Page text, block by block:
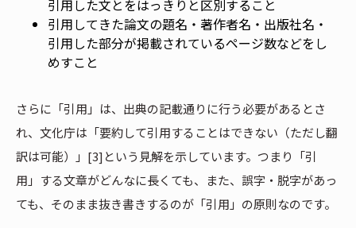
引用した文とをはっきりと区別すること
引用してきた論文の題名・著作者名・出版社名・
引用した部分が掲載されているページ数などをし
めすこと
さらに「引用」は、出典の記載通りに行う必要があるとさ
れ、文化庁は「要約して引用することはできない（ただし翻
訳は可能）」[3]という見解を示しています。つまり「引
用」する文章がどんなに長くても、また、誤字・脱字があっ
ても、そのまま抜き書きするのが「引用」の原則なのです。